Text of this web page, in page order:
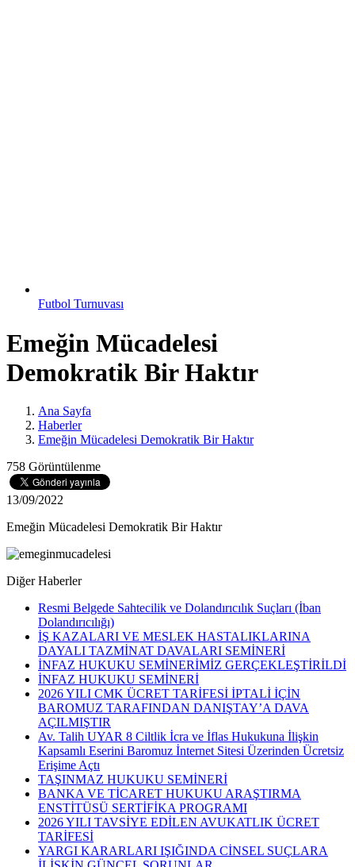
Futbol Turnuvası
Emeğin Mücadelesi
Demokratik Bir Haktır
Ana Sayfa
Haberler
Emeğin Mücadelesi Demokratik Bir Haktır
758 Görüntülenme
13/09/2022
Emeğin Mücadelesi Demokratik Bir Haktır
Diğer Haberler
Resmi Belgede Sahtecilik ve Dolandırıcılık Suçları (İban
Dolandırıcılığı)
İŞ KAZALARI VE MESLEK HASTALIKLARINA
DAYALI TAZMİNAT DAVALARI SEMİNERİ
İNFAZ HUKUKU SEMİNERİMİZ GERÇEKLEŞTİRİLDİ
İNFAZ HUKUKU SEMİNERİ
2026 YILI CMK ÜCRET TARİFESİ İPTALİ İÇİN
BAROMUZ TARAFINDAN DANIŞTAY’A DAVA
AÇILMIŞTIR
Av. Talih UYAR 8 Ciltlik İcra ve İflas Hukukuna İlişkin
Kapsamlı Eserini Baromuz İnternet Sitesi Üzerinden Ücretsiz
Erişime Açtı
TAŞINMAZ HUKUKU SEMİNERİ
BANKA VE TİCARET HUKUKU ARAŞTIRMA
ENSTİTÜSÜ SERTİFİKA PROGRAMI
2026 YILI TAVSİYE EDİLEN AVUKATLIK ÜCRET
TARİFESİ
YARGI KARARLARI IŞIĞINDA CİNSEL SUÇLARA